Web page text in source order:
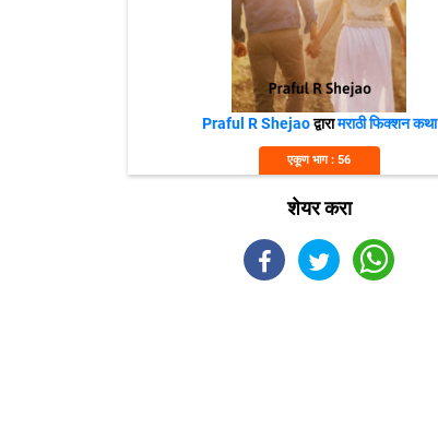
Praful R Shejaoद्वारामराठी फिक्शन कथा
एकूण भाग : 56
शेयर करा